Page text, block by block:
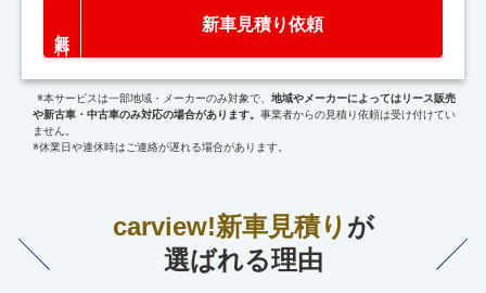
新車見積り依頼
※本サービスは一部地域・メーカーのみ対象で、 地域やメーカーによってはリース販売
や新古車・中古車のみ対応の場合があります。 事業者からの見積り依頼は受け付けてい
ません。
※休業日や連休時はご連絡が遅れる場合があります。
carview!新車見積り が
選ばれる理由